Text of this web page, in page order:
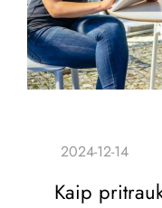
Kaip